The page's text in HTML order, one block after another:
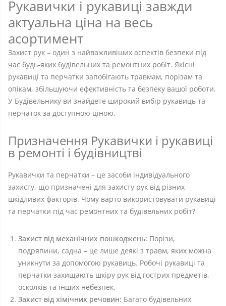
Рукавички і рукавиці завжди
актуальна ціна на весь
асортимент
Захист рук – один з найважливіших аспектів безпеки під
час будь-яких будівельних та ремонтних робіт. Якісні
рукавиці та перчатки запобігають травмам, порізам та
опікам, збільшуючи ефективність та безпеку вашої роботи.
У Будівельнику ви знайдете широкий вибір рукавиць та
перчаток за доступною ціною.
Призначення Рукавички і рукавиці
в ремонті і будівництві
Рукавички та перчатки – це засоби індивідуального
захисту, що призначені для захисту рук від різних
шкідливих факторів. Чому варто використовувати рукавиці
та перчатки під час ремонтних та будівельних робіт?
Захист від механічних пошкоджень: Порізи,
подряпини, садна – це лише деякі з травм, яких можна
уникнути за допомогою рукавиць. Робочі рукавиці та
перчатки захищають шкіру рук від гострих предметів,
осколків та інших небезпек.
Захист від хімічних речовин: Багато будівельних